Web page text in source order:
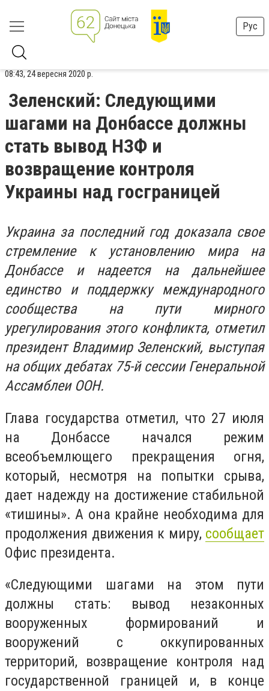
Рус
08:43, 24 вересня 2020 р.
Зеленский: Следующими
шагами на Донбассе должны
стать вывод НЗФ и
возвращение контроля
Украины над госграницей
Украина за последний год доказала свое
стремление к установлению мира на
Донбассе и надеется на дальнейшее
единство и поддержку международного
сообщества на пути мирного
урегулирования этого конфликта, отметил
президент Владимир Зеленский, выступая
на общих дебатах 75-й сессии Генеральной
Ассамблеи ООН.
Глава государства отметил, что 27 июля
на Донбассе начался режим
всеобъемлющего прекращения огня,
который, несмотря на попытки срыва,
дает надежду на достижение стабильной
«тишины». А она крайне необходима для
продолжения движения к миру, сообщает
Офис президента.
«Следующими шагами на этом пути
должны стать: вывод незаконных
вооруженных формирований и
вооружений с оккупированных
территорий, возвращение контроля над
государственной границей и, в конце